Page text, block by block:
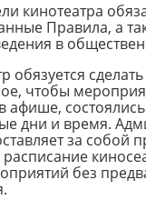
кинотеатра
Правила, а
в
обязуется сделать
чтобы
афише, состоялись
дни и время.
за собой
без